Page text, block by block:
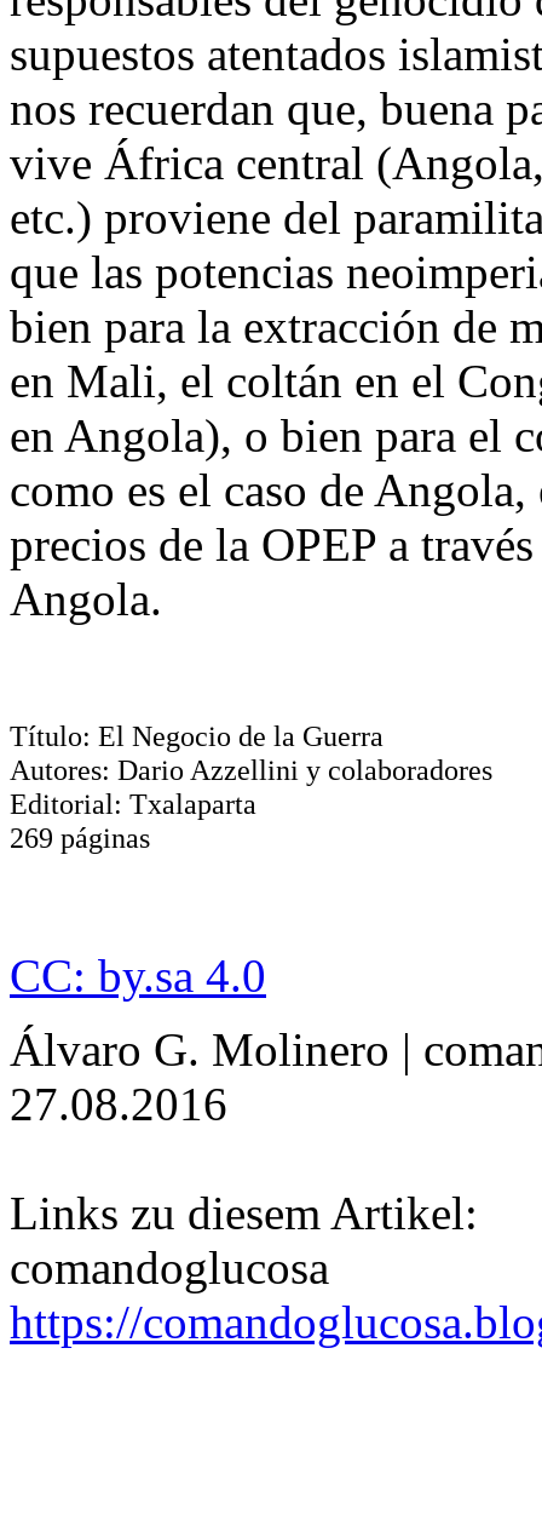
supuestos atentados
nos recuerdan que, buena
vive África central
etc.) proviene del
que las potencias
bien para la extracción de
en Mali, el coltán en el
en Angola), o bien para el
como es el caso de
precios de la OPEP a
Angola.
Título: El Negocio de la Guerra
Autores: Dario Azzellini y colaboradores
Editorial: Txalaparta
269 páginas
CC: by.sa 4.0
Álvaro G. Molinero |
27.08.2016
Links zu diesem Artikel:
comandoglucosa
https://